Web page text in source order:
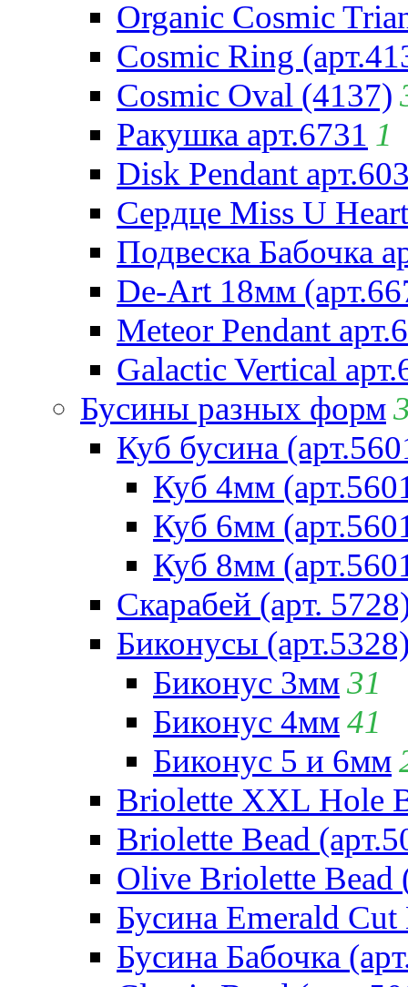
Organic Cosmic
Cosmic Ring
Cosmic Oval (4137)
Ракушка арт.6731 1
Disk Pendant
Сердце Miss U
Подвеска Бабочка
De-Art 18мм
Meteor Pendant
Galactic Vertical
Бусины разных форм
Куб бусина
Куб 4мм
Куб 6мм
Куб 8мм
Скарабей (арт.
Биконусы
Биконус 3мм31
Биконус 4мм41
Биконус 5 и 6мм
Briolette XXL Hole
Briolette Bead
Olive Briolette Bead
Бусина Emerald Cut
Бусина Бабочка